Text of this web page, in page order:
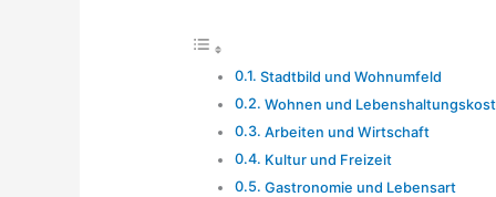
Stadtbild und Wohnumfeld
Wohnen und
Arbeiten und Wirtschaft
Kultur und Freizeit
Gastronomie und Lebensart